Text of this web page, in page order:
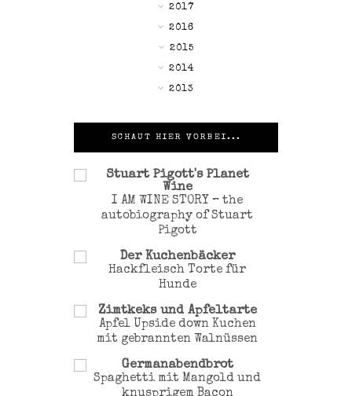
►2017
►2016
►2015
▼2014
►2013
SCHAUT HIER VORBEI...
Stuart Pigott's Planet
Wine
I AM WINE STORY – the
autobiography of Stuart
Pigott
Der Kuchenbäcker
Hackfleisch Torte für
Hunde
Zimtkeks und Apfeltarte
Apfel Upside down Kuchen
mit gebrannten Walnüssen
Germanabendbrot
Spaghetti mit Mangold und